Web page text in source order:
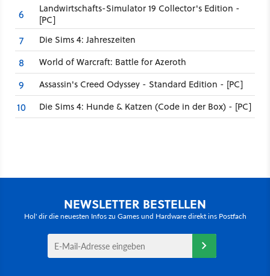
6
Landwirtschafts-Simulator 19 Collector's Edition -
[PC]
7 Die Sims 4: Jahreszeiten
8 World of Warcraft: Battle for Azeroth
9 Assassin's Creed Odyssey - Standard Edition - [PC]
10 Die Sims 4: Hunde & Katzen (Code in der Box) - [PC]
NEWSLETTER BESTELLEN
Hol' dir die neuesten Infos zu Games und Hardware direkt ins Postfach